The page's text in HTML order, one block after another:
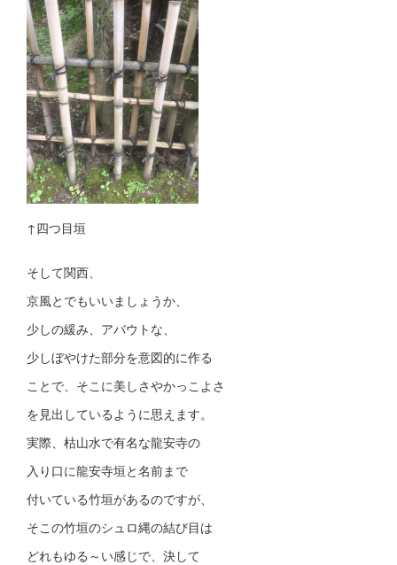
↑四つ目垣
そして関西、
京風とでもいいましょうか、
少しの緩み、アバウトな、
少しぼやけた部分を意図的に作る
ことで、そこに美しさやかっこよさ
を見出しているように思えます。
実際、枯山水で有名な龍安寺の
入り口に龍安寺垣と名前まで
付いている竹垣があるのですが、
そこの竹垣のシュロ縄の結び目は
どれもゆる～い感じで、決して